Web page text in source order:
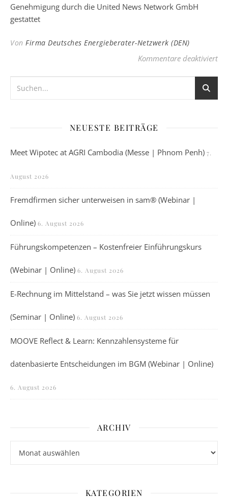
Genehmigung durch die United News Network GmbH
gestattet
Von Firma Deutsches Energieberater-Netzwerk (DEN)
Kommentare deaktiviertfür
NEUESTE BEITRÄGE
Meet Wipotec at AGRI Cambodia (Messe | Phnom Penh) 7.
August 2026
Fremdfirmen sicher unterweisen in sam® (Webinar |
Online) 6. August 2026
Führungskompetenzen – Kostenfreier Einführungskurs
(Webinar | Online) 6. August 2026
E-Rechnung im Mittelstand – was Sie jetzt wissen müssen
(Seminar | Online) 6. August 2026
MOOVE Reflect & Learn: Kennzahlensysteme für
datenbasierte Entscheidungen im BGM (Webinar | Online)
6. August 2026
ARCHIV
KATEGORIEN